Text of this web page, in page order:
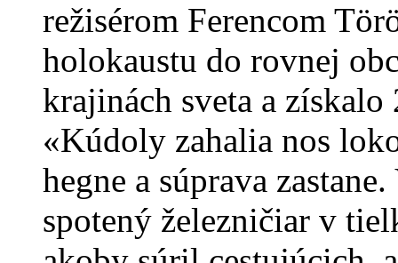
režisérom Ferencom
holokaustu do rovnej
krajinách sveta a
«Kúdoly zahalia nos
hegne a súprava
spotený železničiar v